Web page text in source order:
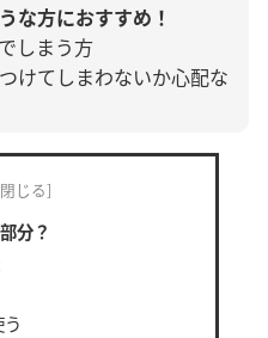
な方におすすめ！
しまう方
けてしまわないか心配な
分？